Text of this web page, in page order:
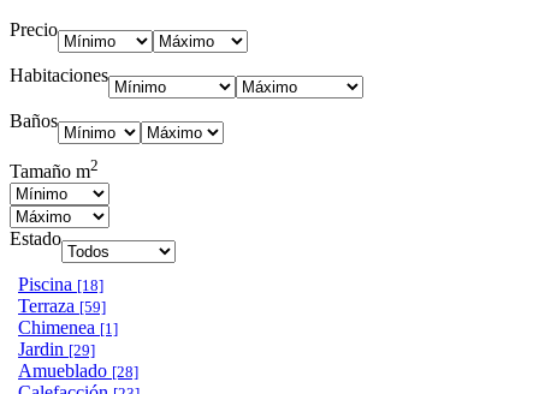
Precio
Habitaciones
Baños
Tamaño m2
Estado
Piscina [18]
Terraza [59]
Chimenea [1]
Jardin [29]
Amueblado [28]